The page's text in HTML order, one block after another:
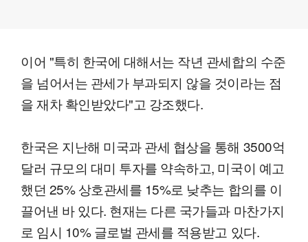
이어 "특히 한국에 대해서는 작년 관세합의 수준
을 넘어서는 관세가 부과되지 않을 것이라는 점
을 재차 확인받았다"고 강조했다.
한국은 지난해 미국과 관세 협상을 통해 3500억
달러 규모의 대미 투자를 약속하고, 미국이 예고
했던 25% 상호관세를 15%로 낮추는 합의를 이
끌어낸 바 있다. 현재는 다른 국가들과 마찬가지
로 임시 10% 글로벌 관세를 적용받고 있다.